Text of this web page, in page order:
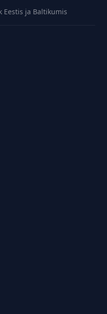
Eestis ja Baltikumis